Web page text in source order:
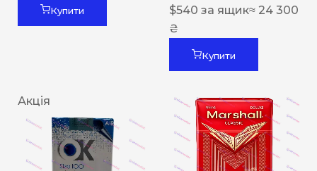
Купити
$540 за ящик≈ 24 300
₴
Купити
Акція